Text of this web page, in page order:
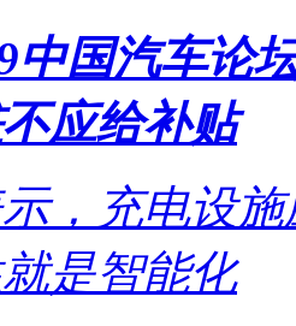
中国汽车论
应给补贴
，充电设
是智能化